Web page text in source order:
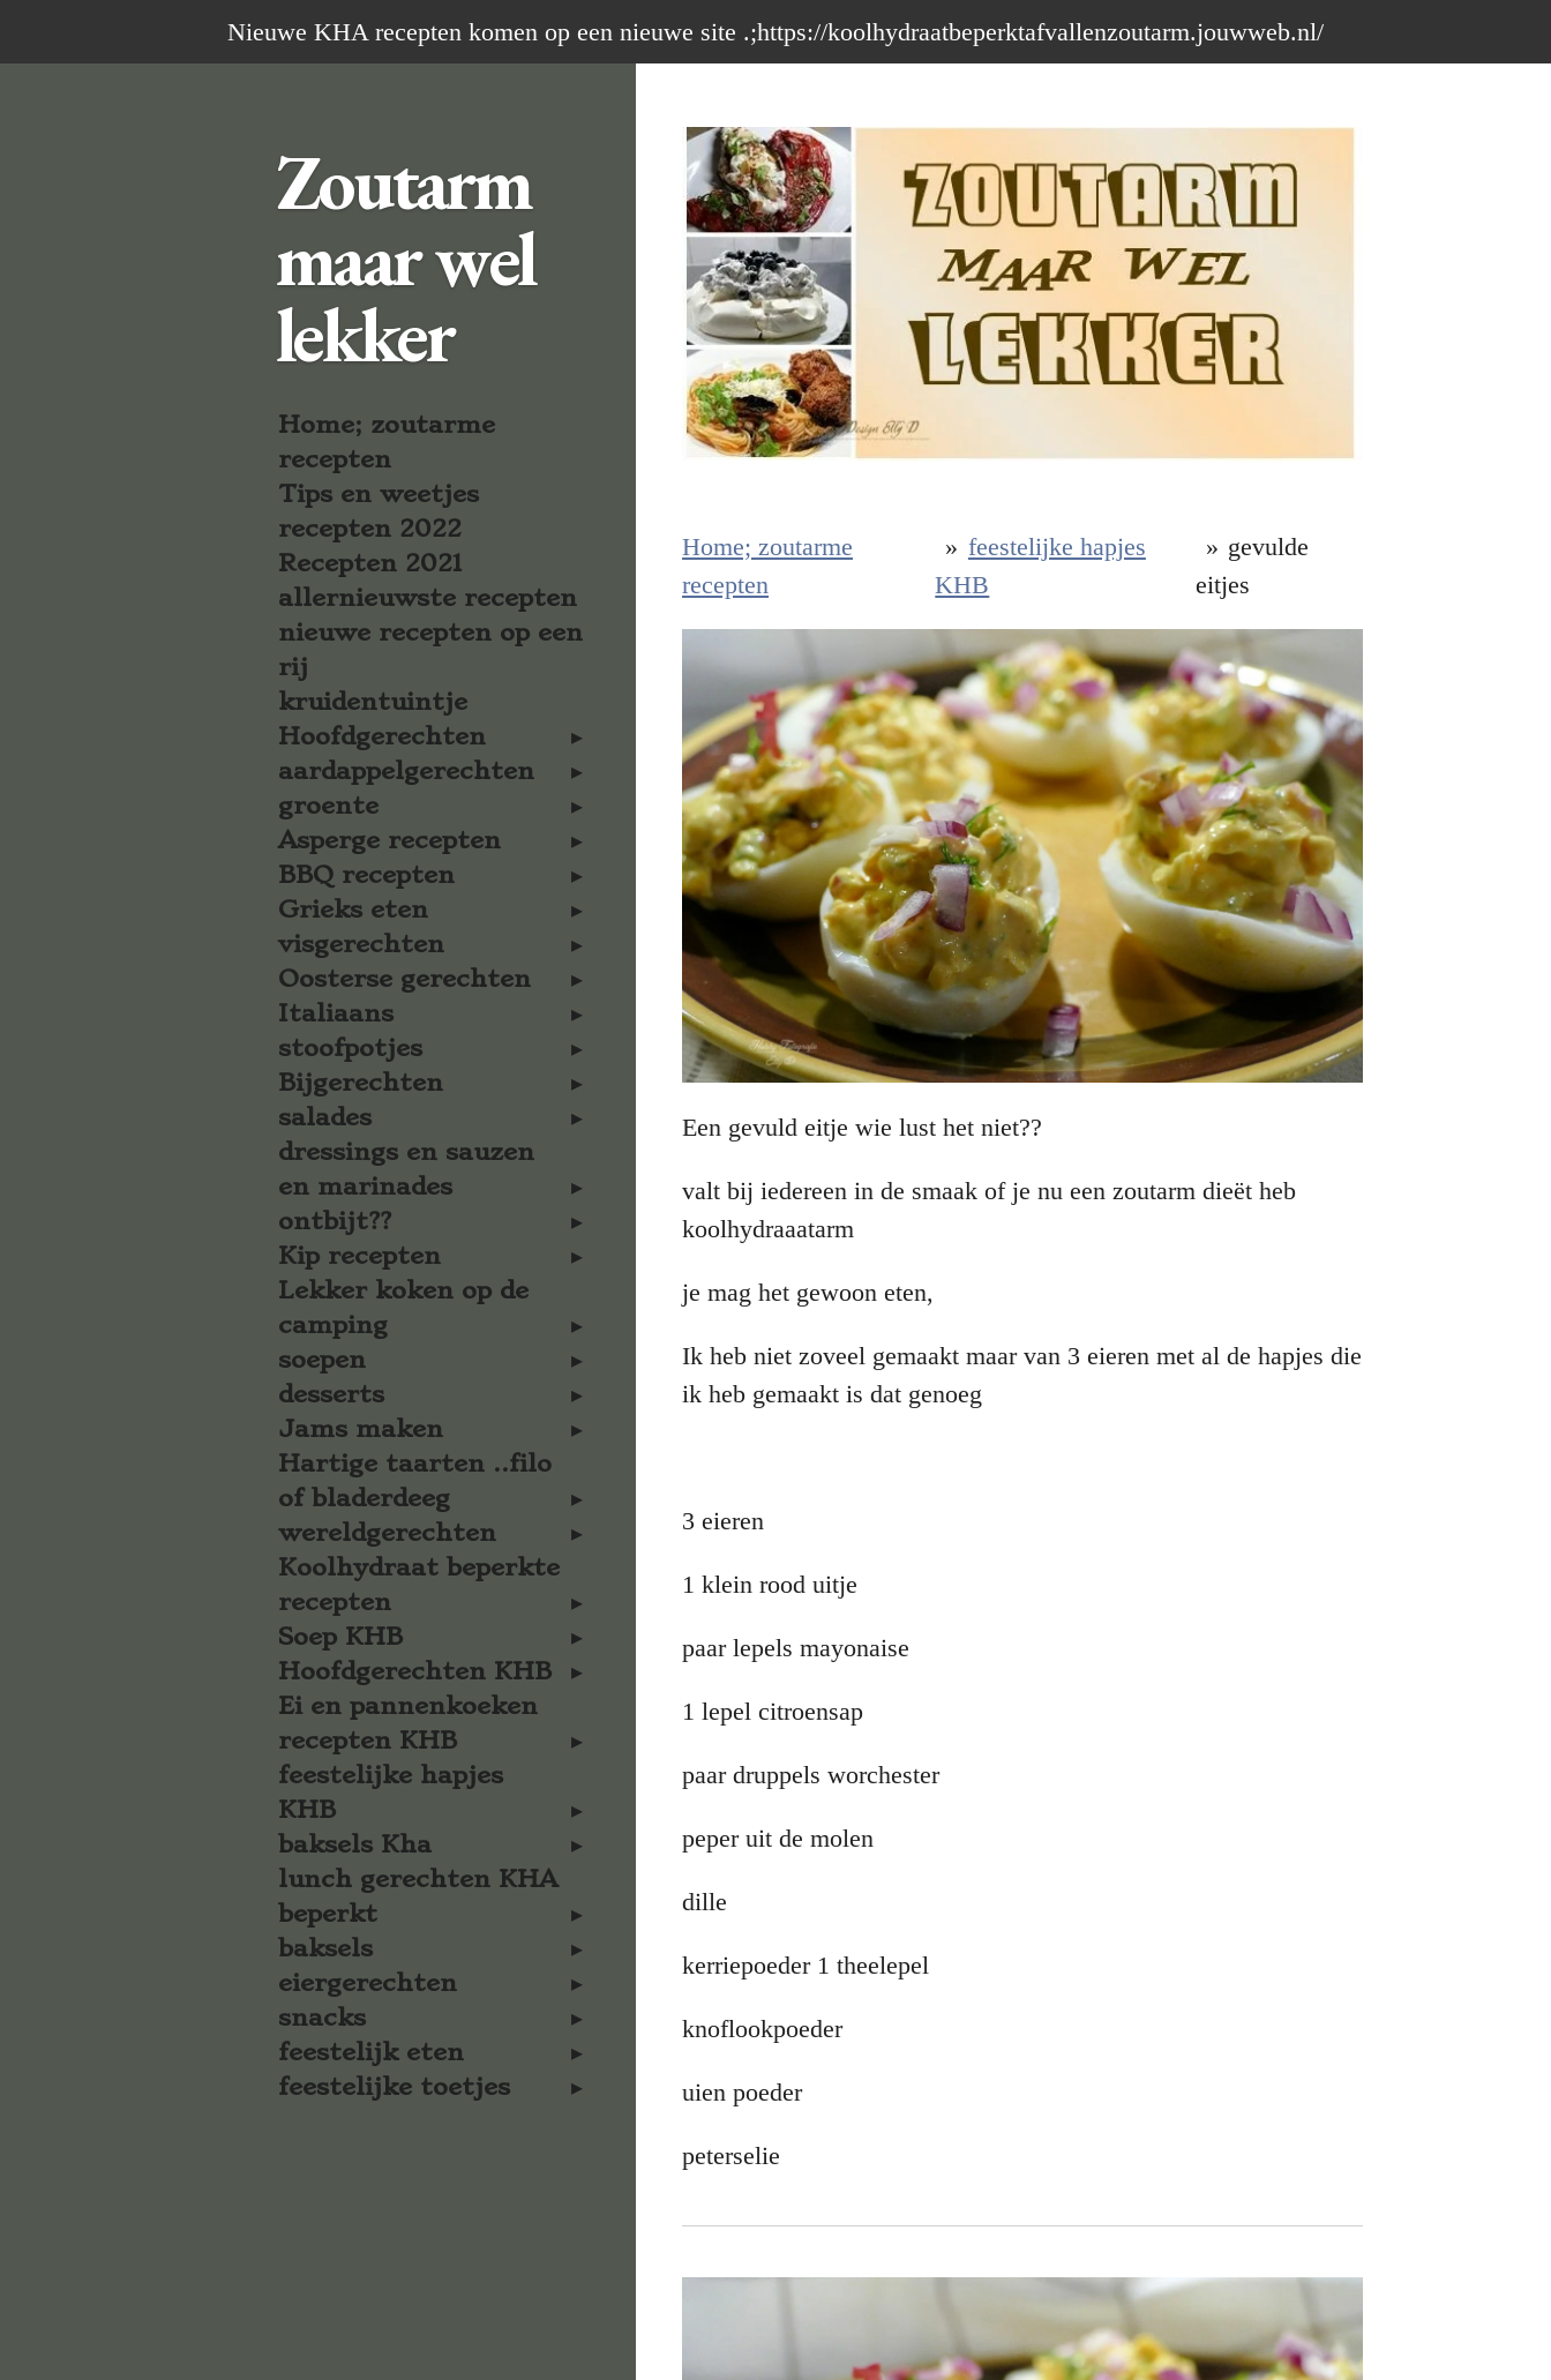
direct
Nieuwe KHA recepten komen op een nieuwe site .;https://koolhydraatbeperktafvallenzoutarm.jouwweb.nl/
Home; zoutarme
recepten
» feestelijke hapjes
KHB
» gevulde
eitjes
Een gevuld eitje wie lust het niet??
valt bij iedereen in de smaak of je nu een zoutarm dieët heb
koolhydraaatarm
je mag het gewoon eten,
Ik heb niet zoveel gemaakt maar van 3 eieren met al de hapjes die
ik heb gemaakt is dat genoeg
3 eieren
1 klein rood uitje
paar lepels mayonaise
1 lepel citroensap
paar druppels worchester
peper uit de molen
dille
kerriepoeder 1 theelepel
knoflookpoeder
uien poeder
peterselie
Zoutarm
maar wel
lekker
Home; zoutarme
recepten
Tips en weetjes
recepten 2022
Recepten 2021
allernieuwste recepten
nieuwe recepten op een
rij
kruidentuintje
Hoofdgerechten
aardappelgerechten
groente
Asperge recepten
BBQ recepten
Grieks eten
visgerechten
Oosterse gerechten
Italiaans
stoofpotjes
Bijgerechten
salades
dressings en sauzen
en marinades
ontbijt??
Kip recepten
Lekker koken op de
camping
soepen
desserts
Jams maken
Hartige taarten ..filo
of bladerdeeg
wereldgerechten
Koolhydraat beperkte
recepten
Soep KHB
Hoofdgerechten KHB
Ei en pannenkoeken
recepten KHB
feestelijke hapjes
KHB
baksels Kha
lunch gerechten KHA
beperkt
baksels
eiergerechten
snacks
feestelijk eten
feestelijke toetjes